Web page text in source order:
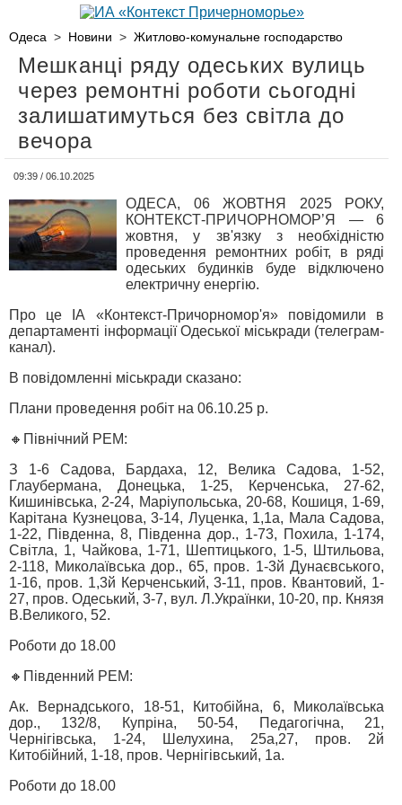
Одеса > Новини > Житлово-комунальне господарство
Мешканці ряду одеських вулиць
через ремонтні роботи сьогодні
залишатимуться без світла до
вечора
09:39 / 06.10.2025
ОДЕСА, 06 ЖОВТНЯ 2025 РОКУ,
КОНТЕКСТ-ПРИЧОРНОМОР’Я — 6
жовтня, у зв'язку з необхідністю
проведення ремонтних робіт, в ряді
одеських будинків буде відключено
електричну енергію.
Про це ІА «Контекст-Причорномор'я» повідомили в
департаменті інформації Одеської міськради (телеграм-
канал).
В повідомленні міськради сказано:
Плани проведення робіт на 06.10.25 р.
🔸Північний РЕМ:
З 1-6 Садова, Бардаха, 12, Велика Садова, 1-52,
Глаубермана, Донецька, 1-25, Керченська, 27-62,
Кишинівська, 2-24, Маріупольська, 20-68, Кошиця, 1-69,
Карітана Кузнецова, 3-14, Луценка, 1,1а, Мала Садова,
1-22, Південна, 8, Південна дор., 1-73, Похила, 1-174,
Світла, 1, Чайкова, 1-71, Шептицького, 1-5, Штильова,
2-118, Миколаївська дор., 65, пров. 1-3й Дунаєвського,
1-16, пров. 1,3й Керченський, 3-11, пров. Квантовий, 1-
27, пров. Одеський, 3-7, вул. Л.Українки, 10-20, пр. Князя
В.Великого, 52.
Роботи до 18.00
🔸Південний РЕМ:
Ак. Вернадського, 18-51, Китобійна, 6, Миколаївська
дор., 132/8, Купріна, 50-54, Педагогічна, 21,
Чернігівська, 1-24, Шелухина, 25а,27, пров. 2й
Китобійний, 1-18, пров. Чернігівський, 1а.
Роботи до 18.00